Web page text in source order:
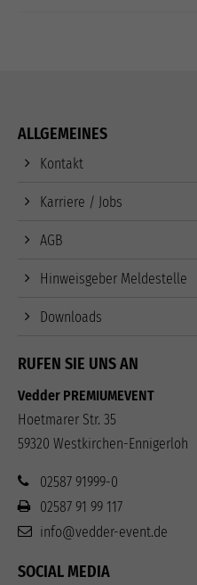
ALLGEMEINES
Kontakt
Karriere / Jobs
AGB
Hinweisgeber Meldestelle
Downloads
RUFEN SIE UNS AN
Vedder PREMIUMEVENT
Hoetmarer Str. 35
59320 Westkirchen-Ennigerloh
02587 91999-0
02587 91 99 117
info@vedder-event.de
SOCIAL MEDIA